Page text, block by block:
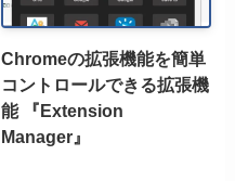
Chromeの拡張機能を簡単
コントロールできる拡張機
能 『Extension
Manager』